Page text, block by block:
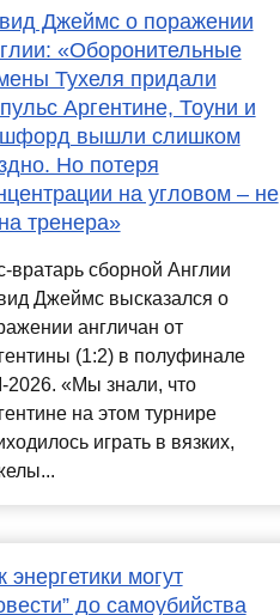
Джеймс о поражении
«Оборонительные
Тухеля придали
Аргентине, Тоуни и
вышли слишком
Но потеря
на угловом – не
тренера»
вратарь сборной Англии
Джеймс высказался о
англичан от
(1:2) в полуфинале
«Мы знали, что
на этом турнире
играть в вязких,
энергетики могут
до самоубийства